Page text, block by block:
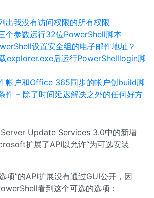
出我没有访问权限的所有权限
个参数运行32位PowerShell脚本
设置安全组的电子邮件地址？
explorer.exe后运行PowerShelllogin脚
帐户和Office 365同步的帐户创build脚
件 – 除了时间延迟解决之外的任何好方
Update Services 3.0中的新增
扩展了API以允许“为可选安装
项”的API扩展没有通过GUI公开，因
看到这个可选的选项：